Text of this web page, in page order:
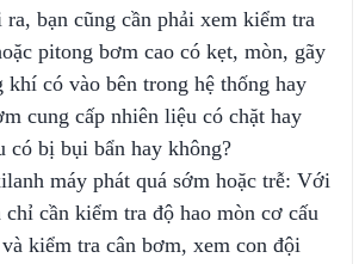
ra, bạn cũng cần phải xem kiểm tra
pitong bơm cao có kẹt, mòn, gãy
khí có vào bên trong hệ thống hay
cung cấp nhiên liệu có chặt hay
có bị bụi bẩn hay không?
máy phát quá sớm hoặc trễ: Với
cần kiểm tra độ hao mòn cơ cấu
kiểm tra cân bơm, xem con đội